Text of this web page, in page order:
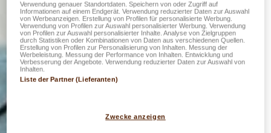
Verwendung genauer Standortdaten. Speichern von oder Zugriff auf
Informationen auf einem Endgerät. Verwendung reduzierter Daten zur Auswahl
von Werbeanzeigen. Erstellung von Profilen für personalisierte Werbung.
Verwendung von Profilen zur Auswahl personalisierter Werbung. Verwendung
von Profilen zur Auswahl personalisierter Inhalte. Analyse von Zielgruppen
durch Statistiken oder Kombinationen von Daten aus verschiedenen Quellen.
Erstellung von Profilen zur Personalisierung von Inhalten. Messung der
Werbeleistung. Messung der Performance von Inhalten. Entwicklung und
Verbesserung der Angebote. Verwendung reduzierter Daten zur Auswahl von
Inhalten.
Liste der Partner (Lieferanten)
Zwecke anzeigen